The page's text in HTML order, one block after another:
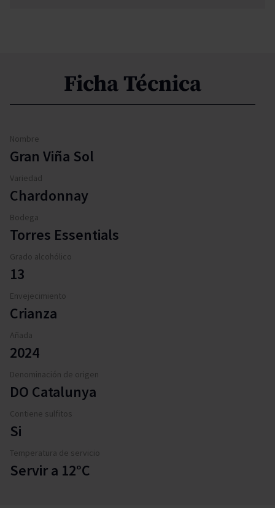
Ficha Técnica
Nombre
Gran Viña Sol
Variedad
Chardonnay
Bodega
Torres Essentials
Grado alcohólico
13
Envejecimiento
Crianza
Añada
2024
Denominación de origen
DO Catalunya
Contiene sulfitos
Si
Temperatura de servicio
Servir a 12°C